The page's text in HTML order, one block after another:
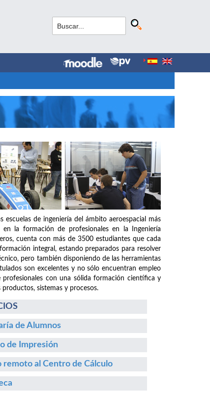
escuelas de ingeniería del ámbito aeroespacial más
la formación de profesionales en la Ingeniería
cuenta con más de 3500 estudiantes que cada
integral, estando preparados para resolver
pero también disponiendo de las herramientas
son excelentes y no sólo encuentran empleo
con una sólida formación científica y
sistemas y procesos.
de Alumnos
de Impresión
remoto al Centro de Cálculo